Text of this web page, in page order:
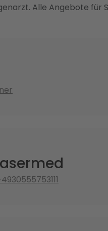
Alle Angebote für